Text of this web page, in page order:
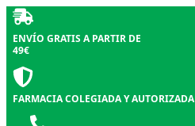
ENVÍO GRATIS A PARTIR DE
49€
FARMACIA COLEGIADA Y AUTORIZADA